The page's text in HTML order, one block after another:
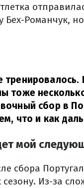
Романчук,
тоже
сбор в
что и как
мой
сбора
Из-за